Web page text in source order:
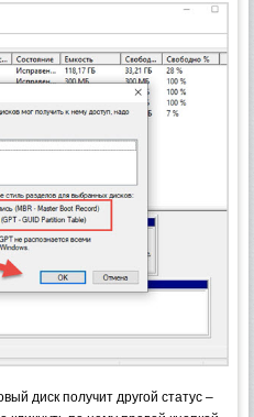
диск получит другой статус –